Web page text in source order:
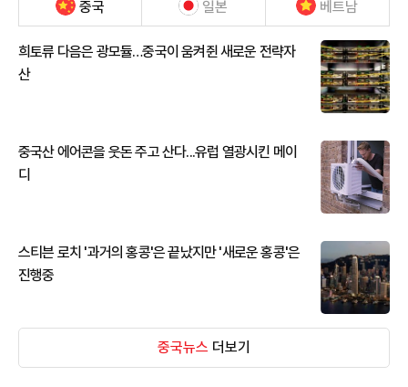
중국 일본 베트남
희토류 다음은 광모듈…중국이 움켜쥔 새로운 전략자
산
중국산 에어콘을 웃돈 주고 산다...유럽 열광시킨 메이
디
스티븐 로치 '과거의 홍콩'은 끝났지만 '새로운 홍콩'은
진행중
중국뉴스 더보기